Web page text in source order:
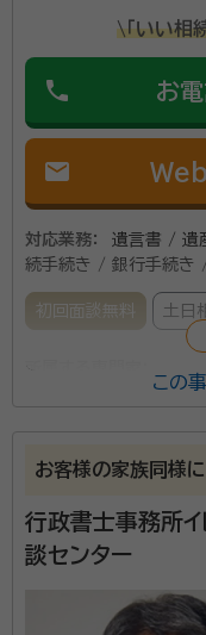
\「いい相
phone お
mail Web
対応業務：
遺言書 / 遺
続手続き / 銀行手続き
初回面談無料 土日
事務所口コミ（抜粋）：
account_circle 満足度 4.0
ご
面談の感想
士業の方に依頼をするの
契約後の感想
この
お客様の家族同様
行政書士事務所
談センター